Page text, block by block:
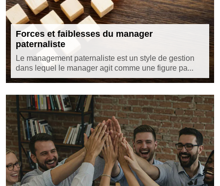
Forces et faiblesses du manager
paternaliste
Le management paternaliste est un style de gestion
dans lequel le manager agit comme une figure pa...